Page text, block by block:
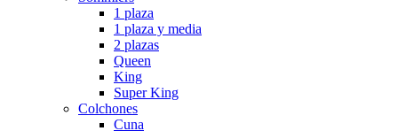
1 plaza
1 plaza y media
2 plazas
Queen
King
Super King
Colchones
Cuna